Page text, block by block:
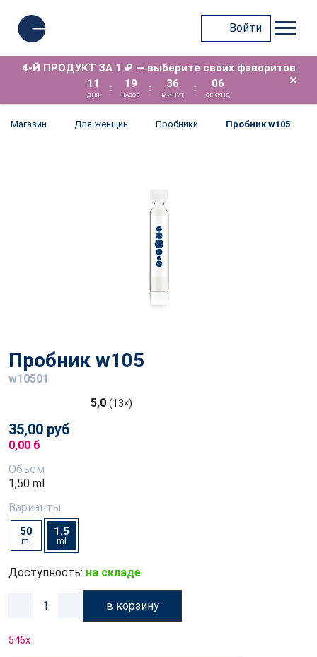
Войти
4-Й ПРОДУКТ ЗА 1 ₽ — выберите своих фаворитов
11
ДНЯ
: 19
ЧАСОВ
: 36
МИНУТ
: 06
СЕКУНД
×
Магазин Для женщин Пробники Пробник w105
Пробник w105
w10501
5,0 (13×)
35,00 руб
0,00 б
Объем
1,50 ml
Варианты
50
ml
1.5
ml
Доступность: на складе
в корзину
546x